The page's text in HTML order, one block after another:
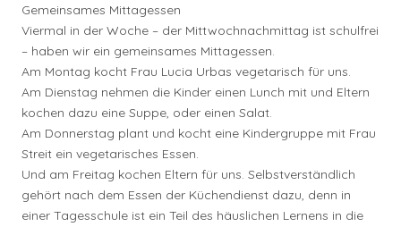
Gemeinsames Mittagessen
Viermal in der Woche – der Mittwochnachmittag ist schulfrei
– haben wir ein gemeinsames Mittagessen.
Am Montag kocht Frau Lucia Urbas vegetarisch für uns.
Am Dienstag nehmen die Kinder einen Lunch mit und Eltern
kochen dazu eine Suppe, oder einen Salat.
Am Donnerstag plant und kocht eine Kindergruppe mit Frau
Streit ein vegetarisches Essen.
Und am Freitag kochen Eltern für uns. Selbstverständlich
gehört nach dem Essen der Küchendienst dazu, denn in
einer Tagesschule ist ein Teil des häuslichen Lernens in die